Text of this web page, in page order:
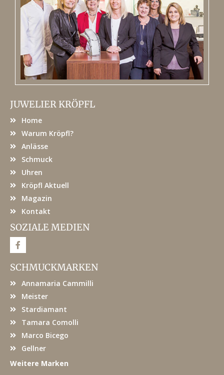
JUWELIER KRÖPFL
Home
Warum Kröpfl?
Anlässe
Schmuck
Uhren
Kröpfl Aktuell
Magazin
Kontakt
SOZIALE MEDIEN
F
a
e
b
o
SCHMUCKMARKEN
Annamaria Cammilli
Meister
Stardiamant
Tamara Comolli
Marco Bicego
Gellner
Weitere Marken